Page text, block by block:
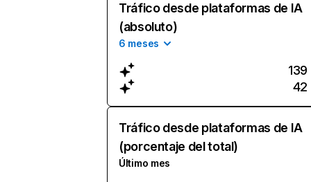
Tráfico desde plataformas de IA
(absoluto)
6 meses
139
42
Tráfico desde plataformas de IA
(porcentaje del total)
Último mes